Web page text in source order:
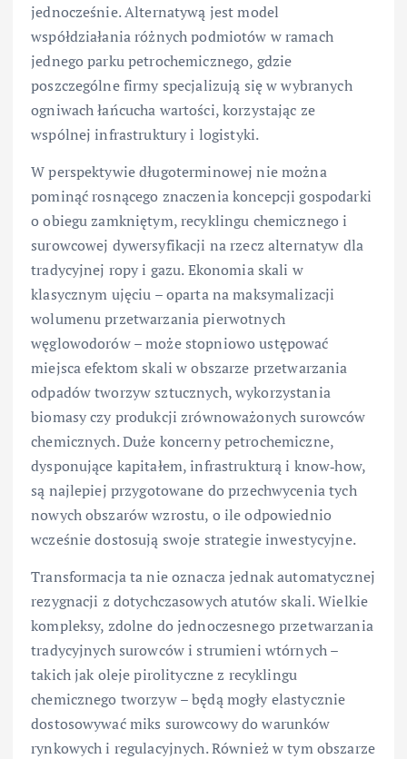
jednocześnie. Alternatywą jest model
współdziałania różnych podmiotów w ramach
jednego parku petrochemicznego, gdzie
poszczególne firmy specjalizują się w wybranych
ogniwach łańcucha wartości, korzystając ze
wspólnej infrastruktury i logistyki.
W perspektywie długoterminowej nie można
pominąć rosnącego znaczenia koncepcji gospodarki
o obiegu zamkniętym, recyklingu chemicznego i
surowcowej dywersyfikacji na rzecz alternatyw dla
tradycyjnej ropy i gazu. Ekonomia skali w
klasycznym ujęciu – oparta na maksymalizacji
wolumenu przetwarzania pierwotnych
węglowodorów – może stopniowo ustępować
miejsca efektom skali w obszarze przetwarzania
odpadów tworzyw sztucznych, wykorzystania
biomasy czy produkcji zrównoważonych surowców
chemicznych. Duże koncerny petrochemiczne,
dysponujące kapitałem, infrastrukturą i know‑how,
są najlepiej przygotowane do przechwycenia tych
nowych obszarów wzrostu, o ile odpowiednio
wcześnie dostosują swoje strategie inwestycyjne.
Transformacja ta nie oznacza jednak automatycznej
rezygnacji z dotychczasowych atutów skali. Wielkie
kompleksy, zdolne do jednoczesnego przetwarzania
tradycyjnych surowców i strumieni wtórnych –
takich jak oleje pirolityczne z recyklingu
chemicznego tworzyw – będą mogły elastycznie
dostosowywać miks surowcowy do warunków
rynkowych i regulacyjnych. Również w tym obszarze